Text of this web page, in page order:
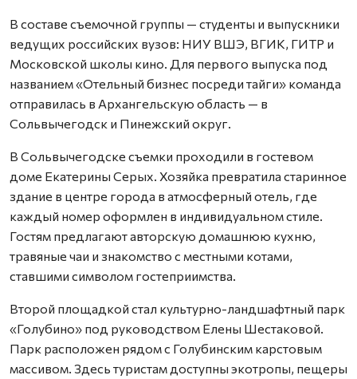
В составе съемочной группы — студенты и выпускники
ведущих российских вузов: НИУ ВШЭ, ВГИК, ГИТР и
Московской школы кино. Для первого выпуска под
названием «Отельный бизнес посреди тайги» команда
отправилась в Архангельскую область — в
Сольвычегодск и Пинежский округ.
В Сольвычегодске съемки проходили в гостевом
доме Екатерины Серых. Хозяйка превратила старинное
здание в центре города в атмосферный отель, где
каждый номер оформлен в индивидуальном стиле.
Гостям предлагают авторскую домашнюю кухню,
травяные чаи и знакомство с местными котами,
ставшими символом гостеприимства.
Второй площадкой стал культурно-ландшафтный парк
«Голубино» под руководством Елены Шестаковой.
Парк расположен рядом с Голубинским карстовым
массивом. Здесь туристам доступны экотропы, пещеры